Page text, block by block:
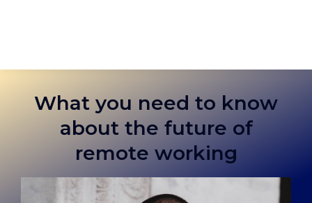
What you need to know
about the future of
remote working
Published On: 15/08/2022
Категории:Business